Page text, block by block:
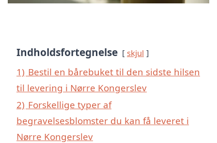
Indholdsfortegnelse skjul
1) Bestil en bårebuket til den sidste hilsen
til levering i Nørre Kongerslev
2) Forskellige typer af
begravelsesblomster du kan få leveret i
Nørre Kongerslev